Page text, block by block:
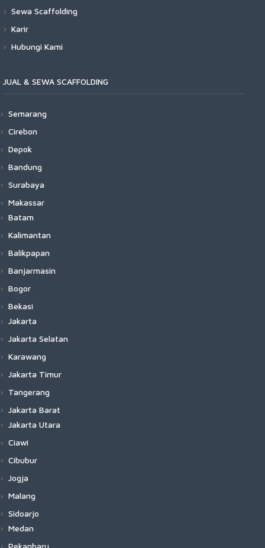
Sewa Scaffolding
Karir
Hubungi Kami
JUAL & SEWA SCAFFOLDING
Semarang
Cirebon
Depok
Bandung
Surabaya
Makassar
Batam
Kalimantan
Balikpapan
Banjarmasin
Bogor
Bekasi
Jakarta
Jakarta Selatan
Karawang
Jakarta Timur
Tangerang
Jakarta Barat
Jakarta Utara
Ciawi
Cibubur
Jogja
Malang
Sidoarjo
Medan